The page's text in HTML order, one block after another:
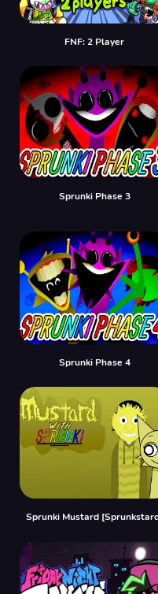
FNF: 2 Player
Sprunki Phase 3
Sprunki Phase 4
Sprunki Mustard